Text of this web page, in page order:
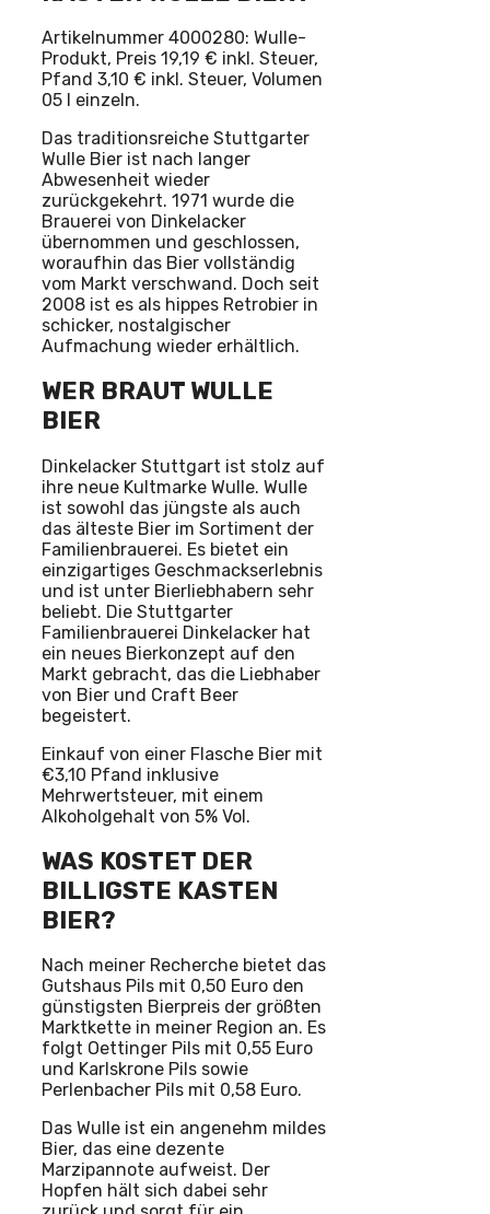
Artikelnummer 4000280: Wulle-
Produkt, Preis 19,19 € inkl. Steuer,
Pfand 3,10 € inkl. Steuer, Volumen
05 l einzeln.
Das traditionsreiche Stuttgarter
Wulle Bier ist nach langer
Abwesenheit wieder
zurückgekehrt. 1971 wurde die
Brauerei von Dinkelacker
übernommen und geschlossen,
woraufhin das Bier vollständig
vom Markt verschwand. Doch seit
2008 ist es als hippes Retrobier in
schicker, nostalgischer
Aufmachung wieder erhältlich.
WER BRAUT WULLE
BIER
Dinkelacker Stuttgart ist stolz auf
ihre neue Kultmarke Wulle. Wulle
ist sowohl das jüngste als auch
das älteste Bier im Sortiment der
Familienbrauerei. Es bietet ein
einzigartiges Geschmackserlebnis
und ist unter Bierliebhabern sehr
beliebt. Die Stuttgarter
Familienbrauerei Dinkelacker hat
ein neues Bierkonzept auf den
Markt gebracht, das die Liebhaber
von Bier und Craft Beer
begeistert.
Einkauf von einer Flasche Bier mit
€3,10 Pfand inklusive
Mehrwertsteuer, mit einem
Alkoholgehalt von 5% Vol.
WAS KOSTET DER
BILLIGSTE KASTEN
BIER?
Nach meiner Recherche bietet das
Gutshaus Pils mit 0,50 Euro den
günstigsten Bierpreis der größten
Marktkette in meiner Region an. Es
folgt Oettinger Pils mit 0,55 Euro
und Karlskrone Pils sowie
Perlenbacher Pils mit 0,58 Euro.
Das Wulle ist ein angenehm mildes
Bier, das eine dezente
Marzipannote aufweist. Der
Hopfen hält sich dabei sehr